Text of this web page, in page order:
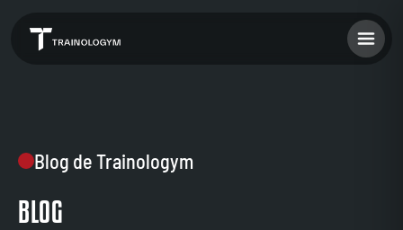
Blog de Trainologym
BLOG